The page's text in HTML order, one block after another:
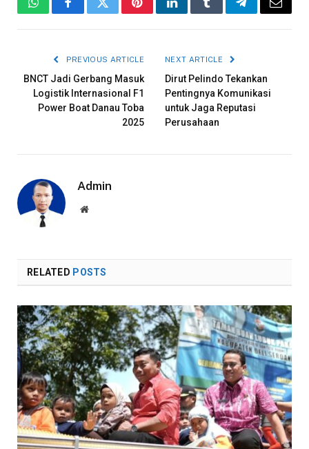
WhatsAppFacebookTwitterPinterestLinkedInTumblrTelegramEmail
PREVIOUS ARTICLE
BNCT Jadi Gerbang Masuk
Logistik Internasional F1
Power Boat Danau Toba
2025
NEXT ARTICLE
Dirut Pelindo Tekankan
Pentingnya Komunikasi
untuk Jaga Reputasi
Perusahaan
Admin
Website
RELATED POSTS